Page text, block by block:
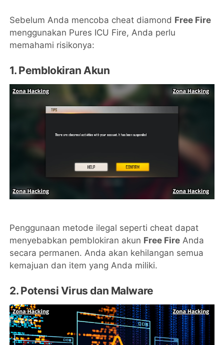
Sebelum Anda mencoba cheat diamond Free Fire
menggunakan Pures ICU Fire, Anda perlu
memahami risikonya:
1. Pemblokiran Akun
Penggunaan metode ilegal seperti cheat dapat
menyebabkan pemblokiran akun Free Fire Anda
secara permanen. Anda akan kehilangan semua
kemajuan dan item yang Anda miliki.
2. Potensi Virus dan Malware